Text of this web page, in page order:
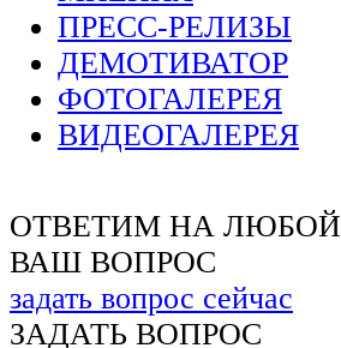
ПРЕСС-РЕЛИЗЫ
ДЕМОТИВАТОР
ФОТОГАЛЕРЕЯ
ВИДЕОГАЛЕРЕЯ
ОТВЕТИМ НА ЛЮБОЙ
ВАШ ВОПРОС
задать вопрос сейчас
ЗАДАТЬ ВОПРОС